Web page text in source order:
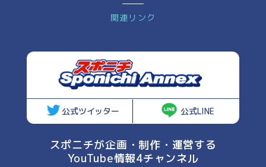
関連リンク
公式ツイッター 公式LINE
スポニチが企画・制作・運営する
YouTube情報4チャンネル